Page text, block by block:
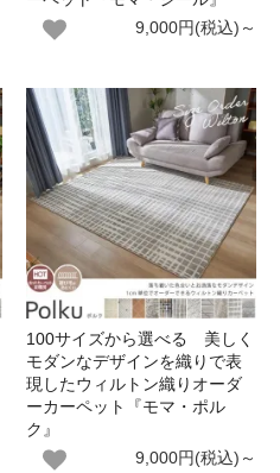
9,000円(税込)～
100サイズから選べる 美しく
モダンなデザインを織りで表
現したウィルトン織りオーダ
ーカーペット『モマ・ポル
ク』
9,000円(税込)～